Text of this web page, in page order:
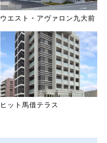
ウエスト・アヴァロン九大前
ヒット馬借テラス